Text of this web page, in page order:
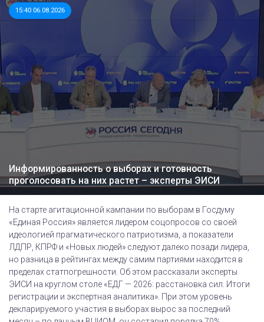
15:40 06.08.2026
Информированность о выборах и готовность
проголосовать на них растет – эксперты ЭИСИ
На старте агитационной кампании по выборам в Госдуму
«Единая Россия» является лидером соцопросов со своей
идеологией прагматического патриотизма, а показатели
ЛДПР, КПРФ и «Новых людей» следуют далеко позади лидера,
но разница в рейтингах между самим партиями находится в
пределах статпогрешности. Об этом рассказали эксперты
ЭИСИ на круглом столе «ЕДГ — 2026: расстановка сил. Итоги
регистрации и экспертная аналитика». При этом уровень
декларируемого участия в выборах вырос за последний